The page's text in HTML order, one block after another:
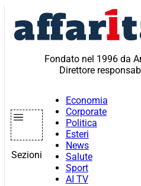
contenuto
Fondato nel 1996 da
Direttore
Sezioni
Economia
Corporate
Politica
Esteri
News
Salute
Sport
AI TV